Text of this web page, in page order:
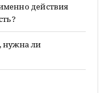
действия
нужна ли